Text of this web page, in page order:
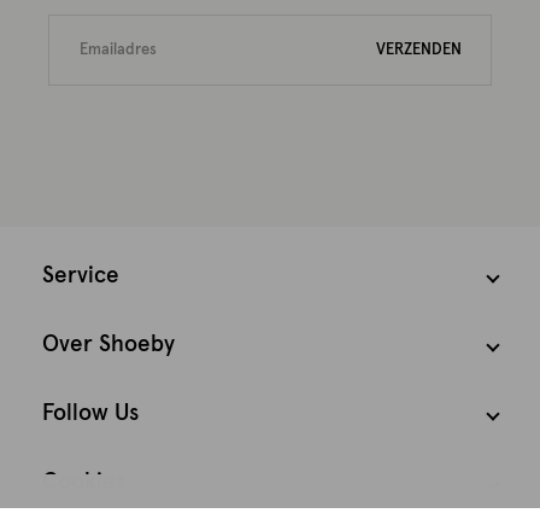
VERZENDEN
Service
Over Shoeby
Follow Us